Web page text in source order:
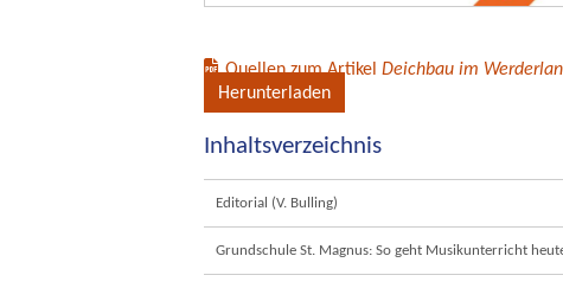
Quellen zum Artikel Deichbau im
Herunterladen
Inhaltsverzeichnis
Editorial (V. Bulling)
Grundschule St. Magnus: So geht Musikunterricht